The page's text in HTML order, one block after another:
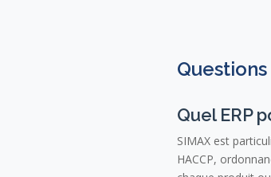
Quel ERP
SIMAX est
HACCP,